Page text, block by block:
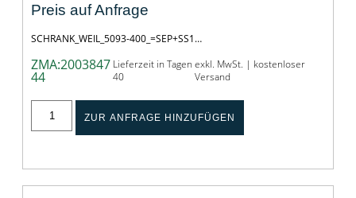
Preis auf Anfrage
SCHRANK_WEIL_5093-400_=SEP+SS1…
ZMA:2003847
44
Lieferzeit in Tagen
40
exkl. MwSt. | kostenloser
Versand
ZUR ANFRAGE HINZUFÜGEN